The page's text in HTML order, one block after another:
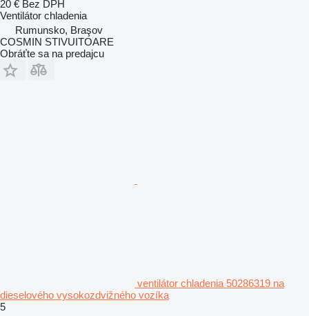
20 € Bez DPH
Ventilátor chladenia
Rumunsko, Braşov
COSMIN STIVUITOARE
Obráťte sa na predajcu
ventilátor chladenia 50286319 na
dieselového vysokozdvižného vozíka
5